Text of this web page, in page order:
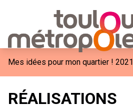
Mes idées pour mon quartier ! 2021
RÉALISATIONS